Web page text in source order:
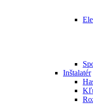
Inštalatér